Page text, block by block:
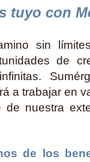
tuyo con
sin
de
a trabajar en
nuestra
de los